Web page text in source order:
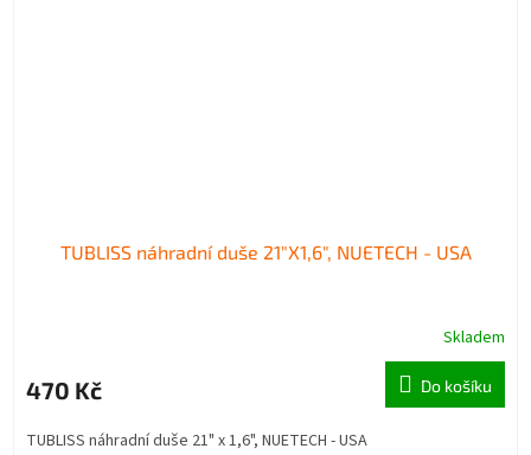
TUBLISS náhradní duše 21"X1,6", NUETECH - USA
Skladem
470 Kč Do košíku
TUBLISS náhradní duše 21" x 1,6", NUETECH - USA